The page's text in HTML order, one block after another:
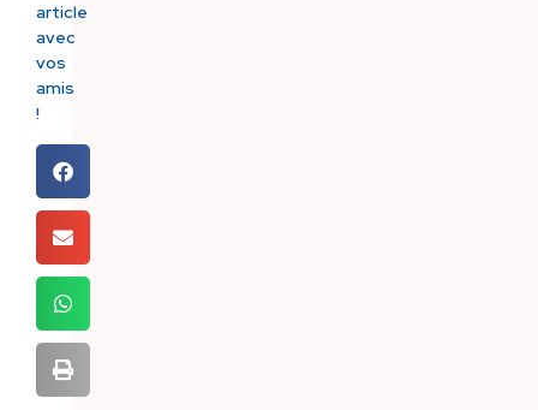
article
avec
vos
amis
!